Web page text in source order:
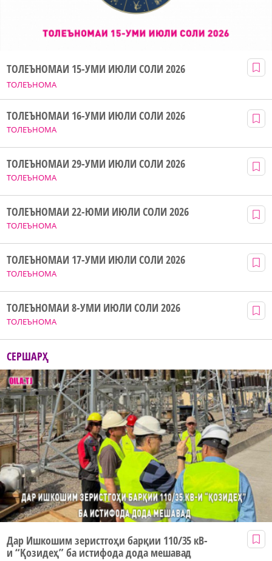
ТОЛЕЪНОМА
ТОЛЕЪНОМАИ 15-УМИ ИЮЛИ СОЛИ 2026
ТОЛЕЪНОМА
ТОЛЕЪНОМАИ 16-УМИ ИЮЛИ СОЛИ 2026
ТОЛЕЪНОМА
ТОЛЕЪНОМАИ 29-УМИ ИЮЛИ СОЛИ 2026
ТОЛЕЪНОМА
ТОЛЕЪНОМАИ 22-ЮМИ ИЮЛИ СОЛИ 2026
ТОЛЕЪНОМА
ТОЛЕЪНОМАИ 17-УМИ ИЮЛИ СОЛИ 2026
ТОЛЕЪНОМА
ТОЛЕЪНОМАИ 8-УМИ ИЮЛИ СОЛИ 2026
СЕРШАРҲ
Дар Ишкошим зеристгоҳи барқии 110/35 кВ-
и “Қозидеҳ” ба истифода дода мешавад